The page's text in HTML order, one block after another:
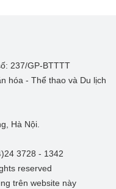
237/GP-BTTTT
hóa - Thể thao và Du lịch
Hà Nội.
3728 - 1342
reserved
trên website này